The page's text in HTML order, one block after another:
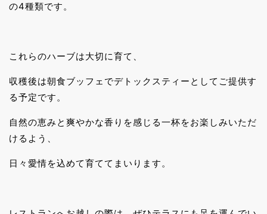
の4種類です。
これらのハーブは大切に育て、
収穫後は朝食ブッフェでデトックスティーとしてご提供す
る予定です。
自然の恵みと爽やかな香りを感じる一杯をお楽しみいただ
けるよう、
日々愛情を込めて育ててまいります。